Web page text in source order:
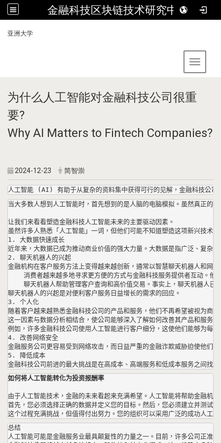
金融科技区块链技术研究中心
亚洲大学
Toggle
为什么人工智能对金融科技公司很重
要?
Why AI Matters to Fintech Companies?
2024-12-23 简智崇
人工智能 (AI) 有助于从复杂的资料集中获得可行的见解，金融科技公司
当大多数人想到人工智能时，首先想到的是人脑的电脑模拟。虽然真正的
虽然许多人熟悉「人工智能」一词，但他们可能不知道塑造这项新兴技术
1. 大数据快速成长
2. 聊天机器人的兴起
金融机构在客户服务方法上变得越来越创新，通常以智慧聊天机器人和网
消费者越来越多地寻求更方便的方式与金融科技服务提供者互动。他
聊天机器人帮助管理客户查询和高价值交易。事实上，聊天机器人已
3. 个人化
随着客户越来越熟悉金融科技公司的产品和服务，他们不再希望被视为商
这一因素与数据分析相结合，使公司能够深入了解如何改善其产品和服务
例如，许多金融科技公司使用人工智能进行客户细分，这使他们能够为每
4. 改善网络安全
5. 降低成本
金融科技公司前进的最大挑战是在高成本、高端服务和低成本服务之间找
如何将人工智能转化为投资报酬率
由于人工智能技术，金融的未来看起来充满希望。人工智能将帮助金融机
首先，您必须选择正确的数据并定义您的目标。然后，您必须建立并测
这个过程充满挑战，但值得付出努力。您的组织可以采用广泛的成功人工
总结
人工智能可能是金融服务业最具颠复性的力量之一。目前，许多公司正准